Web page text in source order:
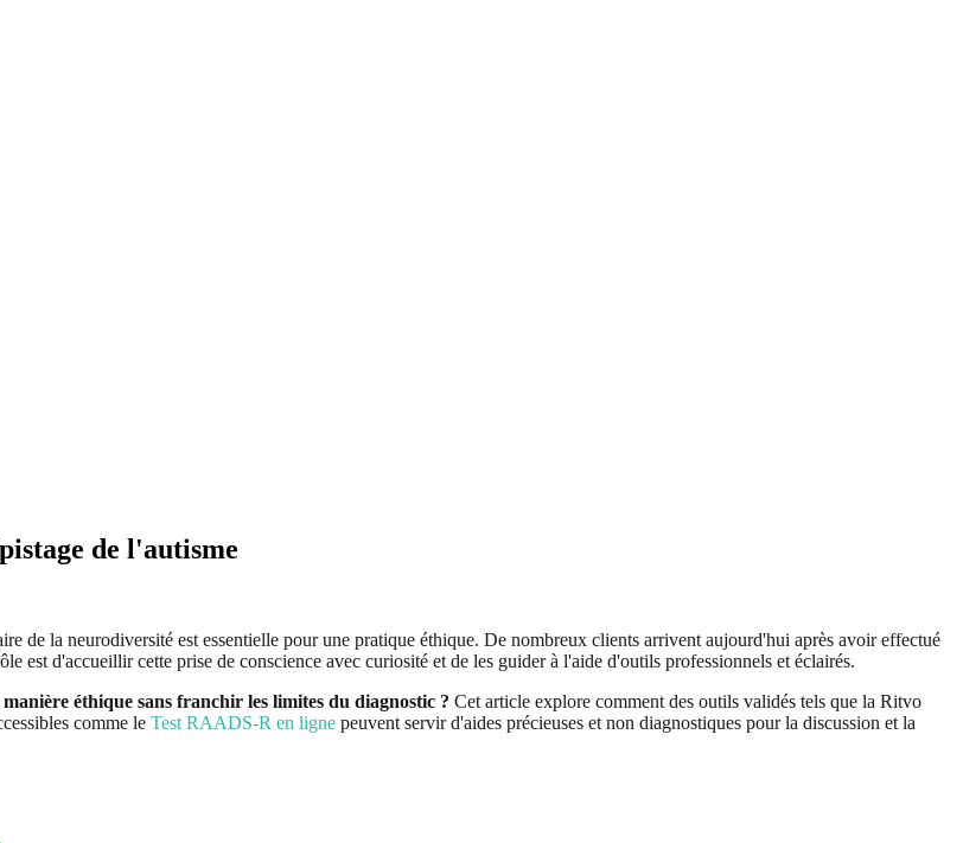
de l'autisme
de la neurodiversité est essentielle pour une pratique éthique. De nombreux clients arrivent aujourd'hui après avoir effectué
est d'accueillir cette prise de conscience avec curiosité et de les guider à l'aide d'outils professionnels et éclairés.
éthique sans franchir les limites du diagnostic ? Cet article explore comment des outils validés tels que la Ritvo
comme le Test RAADS-R en ligne peuvent servir d'aides précieuses et non diagnostiques pour la discussion et la